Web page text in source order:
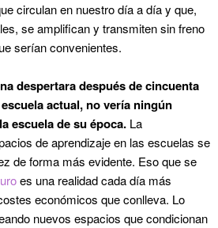
circulan en nuestro día a día y que,
se amplifican y transmiten sin freno
serían convenientes.
despertara después de cincuenta
actual, no vería ningún
escuela de su época.La
de aprendizaje en las escuelas se
de forma más evidente. Eso que se
es una realidad cada día más
económicos que conlleva. Lo
nuevos espacios que condicionan